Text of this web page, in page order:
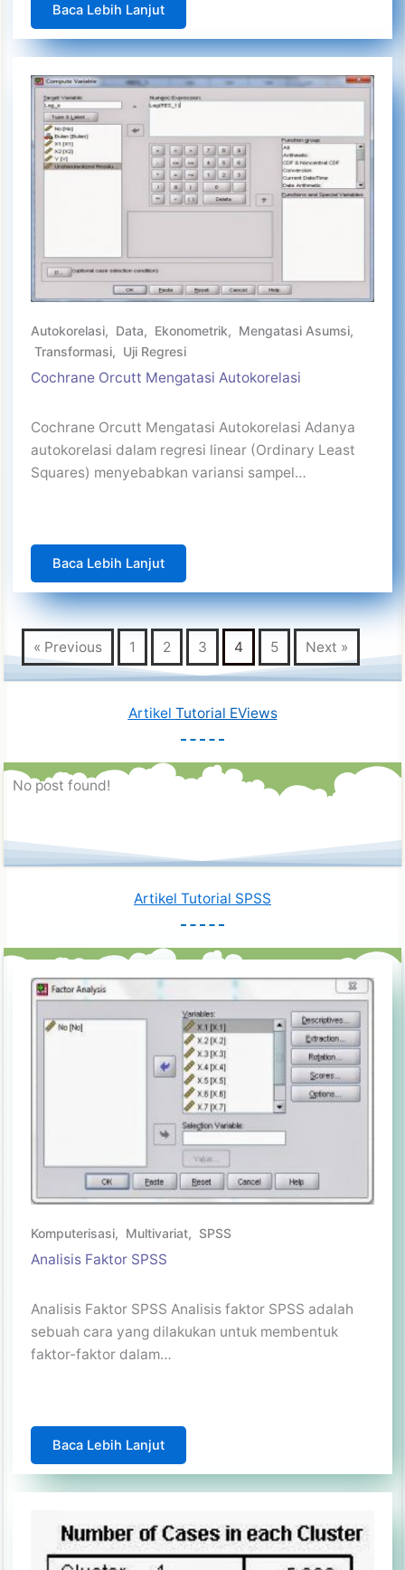
Baca Lebih Lanjut
Autokorelasi, Data, Ekonometrik, Mengatasi Asumsi,
Transformasi, Uji Regresi
Cochrane Orcutt Mengatasi Autokorelasi
Cochrane Orcutt Mengatasi Autokorelasi Adanya
autokorelasi dalam regresi linear (Ordinary Least
Squares) menyebabkan variansi sampel…
Baca Lebih Lanjut
« Previous 1 2 3 4 5 Next »
Artikel Tutorial EViews
No post found!
Artikel Tutorial SPSS
Komputerisasi, Multivariat, SPSS
Analisis Faktor SPSS
Analisis Faktor SPSS Analisis faktor SPSS adalah
sebuah cara yang dilakukan untuk membentuk
faktor-faktor dalam…
Baca Lebih Lanjut